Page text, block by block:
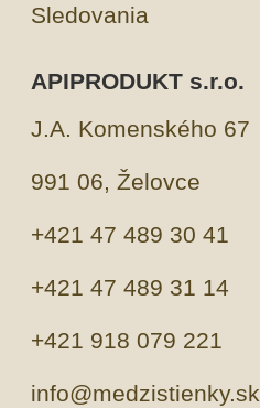
Sledovania
APIPRODUKT s.r.o.
J.A. Komenského 67
991 06, Želovce
+421 47 489 30 41
+421 47 489 31 14
+421 918 079 221
info@medzistienky.sk